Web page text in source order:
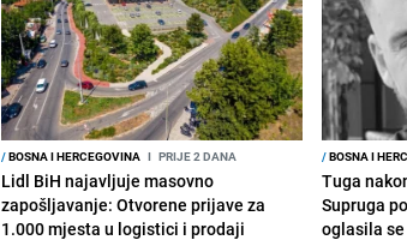
/BOSNA I HERCEGOVINA I PRIJE 2 DANA
Lidl BiH najavljuje masovno
zapošljavanje: Otvorene prijave za
1.000 mjesta u logistici i prodaji
/BOSNA I
Tuga
Supruga
oglasila